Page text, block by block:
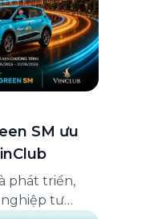
SM ưu
phát triển,
tư